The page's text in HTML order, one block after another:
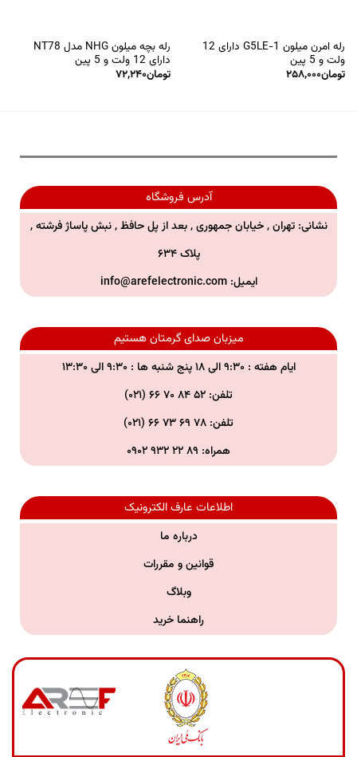
رله امرن میلون G5LE-1 دارای 12
ولت و 5 پین
تومان۲۵۸,۰۰۰
رله بچه میلون NHG مدل NT78
دارای 12 ولت و 5 پین
تومان۷۲,۲۴۰
آدرس فروشگاه
نشانی: تهران , خیابان جمهوری , بعد از پل حافظ , نبش پاساژ فرشته ,
پلاک ۶۳۴
ایمیل:info@arefelectronic.com
میزبان صدای گرمتان هستیم
ایام هفته : ۹:۳۰ الی ۱۸ پنج شنبه ها : ۹:۳۰ الی ۱۳:۳۰
تلفن: ۵۲ ۸۴ ۷۰ ۶۶ (۰۲۱)
تلفن: ۷۸ ۶۹ ۷۳ ۶۶ (۰۲۱)
همراه:
اطلاعات عارف الکترونیک
درباره ما
قوانین و مقررات
وبلاگ
راهنما خرید